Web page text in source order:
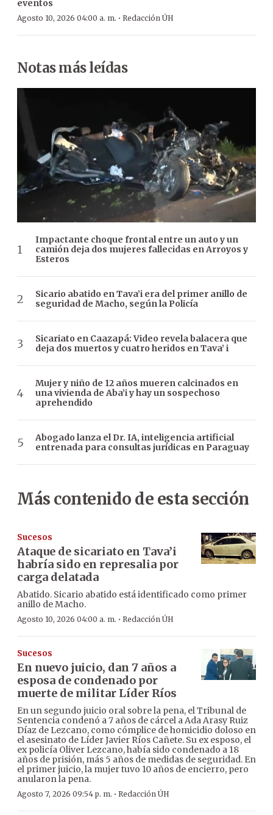
eventos
Agosto 10, 2026 04:00 a. m. · Redacción ÚH
Notas más leídas
Impactante choque frontal entre un auto y un
camión deja dos mujeres fallecidas en Arroyos y
Esteros
Sicario abatido en Tava’i era del primer anillo de
seguridad de Macho, según la Policía
Sicariato en Caazapá: Video revela balacera que
deja dos muertos y cuatro heridos en Tava’ i
Mujer y niño de 12 años mueren calcinados en
una vivienda de Aba’i y hay un sospechoso
aprehendido
Abogado lanza el Dr. IA, inteligencia artificial
entrenada para consultas jurídicas en Paraguay
Más contenido de esta sección
Sucesos
Ataque de sicariato en Tava’i
habría sido en represalia por
carga delatada
Abatido. Sicario abatido está identificado como primer
anillo de Macho.
Agosto 10, 2026 04:00 a. m. · Redacción ÚH
Sucesos
En nuevo juicio, dan 7 años a
esposa de condenado por
muerte de militar Líder Ríos
En un segundo juicio oral sobre la pena, el Tribunal de
Sentencia condenó a 7 años de cárcel a Ada Arasy Ruiz
Díaz de Lezcano, como cómplice de homicidio doloso en
el asesinato de Líder Javier Ríos Cañete. Su ex esposo, el
ex policía Oliver Lezcano, había sido condenado a 18
años de prisión, más 5 años de medidas de seguridad. En
el primer juicio, la mujer tuvo 10 años de encierro, pero
anularon la pena.
Agosto 7, 2026 09:54 p. m. · Redacción ÚH